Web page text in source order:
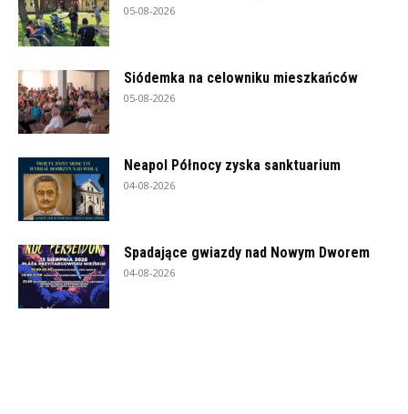
05-08-2026
Siódemka na celowniku mieszkańców
05-08-2026
Neapol Północy zyska sanktuarium
04-08-2026
Spadające gwiazdy nad Nowym Dworem
04-08-2026